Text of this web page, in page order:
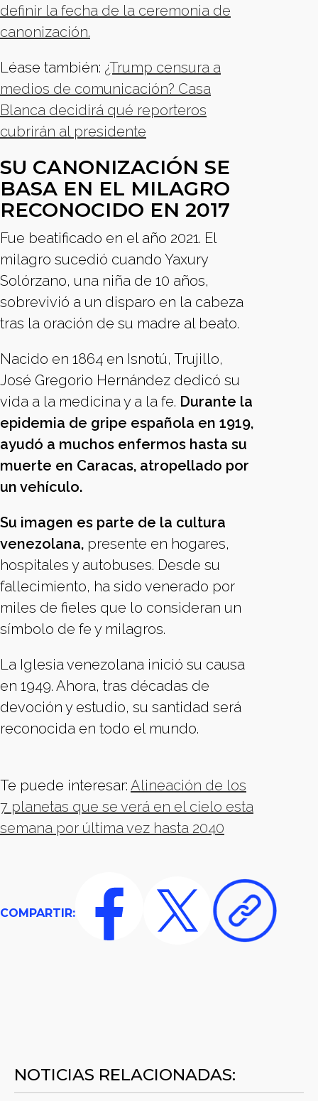
definir la fecha de la ceremonia de
canonización.
Léase también: ¿Trump censura a
medios de comunicación? Casa
Blanca decidirá qué reporteros
cubrirán al presidente
SU CANONIZACIÓN SE
BASA EN EL MILAGRO
RECONOCIDO EN 2017
Fue beatificado en el año 2021. El
milagro sucedió cuando Yaxury
Solórzano, una niña de 10 años,
sobrevivió a un disparo en la cabeza
tras la oración de su madre al beato.
Nacido en 1864 en Isnotú, Trujillo,
José Gregorio Hernández dedicó su
vida a la medicina y a la fe. Durante la
epidemia de gripe española en 1919,
ayudó a muchos enfermos hasta su
muerte en Caracas, atropellado por
un vehículo.
Su imagen es parte de la cultura
venezolana, presente en hogares,
hospitales y autobuses. Desde su
fallecimiento, ha sido venerado por
miles de fieles que lo consideran un
símbolo de fe y milagros.
La Iglesia venezolana inició su causa
en 1949. Ahora, tras décadas de
devoción y estudio, su santidad será
reconocida en todo el mundo.
Te puede interesar: Alineación de los
7 planetas que se verá en el cielo esta
semana por última vez hasta 2040
COMPARTIR:
NOTICIAS RELACIONADAS: